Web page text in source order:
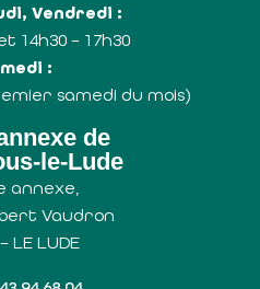
Vendredi :
14h30 – 17h30
:
samedi du mois)
de
le-Lude
annexe,
Vaudron
LE LUDE